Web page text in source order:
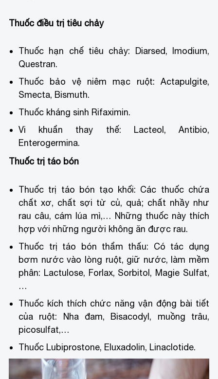
Thuốc điều trị tiêu chảy
Thuốc hạn chế tiêu chảy: Diarsed, Imodium,
Questran.
Thuốc bảo vệ niêm mạc ruột: Actapulgite,
Smecta, Bismuth.
Thuốc kháng sinh Rifaximin.
Vi khuẩn thay thế: Lacteol, Antibio,
Enterogermina.
Thuốc trị táo bón
Thuốc trị táo bón tạo khối: Các thuốc chứa
chất xơ, chất sợi từ củ, quả; chất nhầy như
rau câu, cám lúa mì,… Những thuốc này thích
hợp với những người không ăn được rau.
Thuốc trị táo bón thẩm thấu: Có tác dụng
bơm nước vào lòng ruột, giữ nước, làm mềm
phân: Lactulose, Forlax, Sorbitol, Magie Sulfat,
…
Thuốc kích thích chức năng vận động bài tiết
của ruột: Nha đam, Bisacodyl, muồng trâu,
picosulfat,…
Thuốc Lubiprostone, Eluxadolin, Linaclotide.